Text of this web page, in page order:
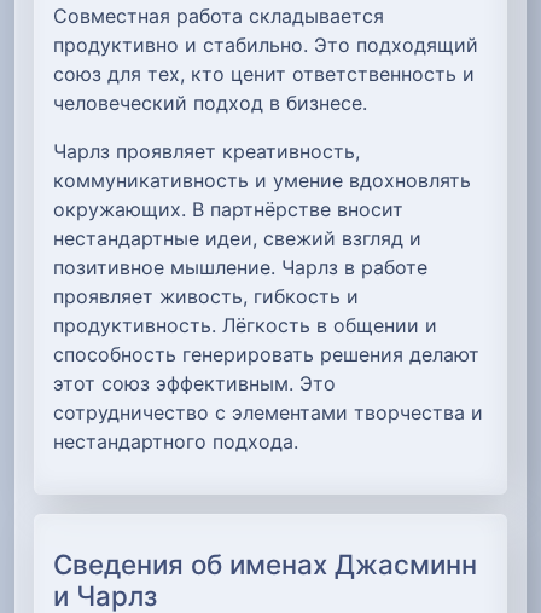
Совместная работа складывается
продуктивно и стабильно. Это подходящий
союз для тех, кто ценит ответственность и
человеческий подход в бизнесе.
Чарлз проявляет креативность,
коммуникативность и умение вдохновлять
окружающих. В партнёрстве вносит
нестандартные идеи, свежий взгляд и
позитивное мышление. Чарлз в работе
проявляет живость, гибкость и
продуктивность. Лёгкость в общении и
способность генерировать решения делают
этот союз эффективным. Это
сотрудничество с элементами творчества и
нестандартного подхода.
Сведения об именах Джасминн
и Чарлз